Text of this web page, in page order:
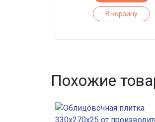
В корзину
Похожие